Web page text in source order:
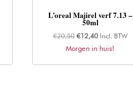
L’oreal Majirel verf 7.13 –
50ml
€20,50 Oorspronkelijke
prijs
€12,40Huidige
prijs
Incl. BTW
Morgen in huis!